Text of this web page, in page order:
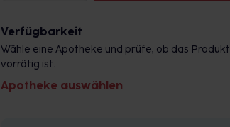
Verfügbarkeit
Wähle eine Apotheke und prüfe, ob das Produkt
vorrätig ist.
Apotheke auswählen